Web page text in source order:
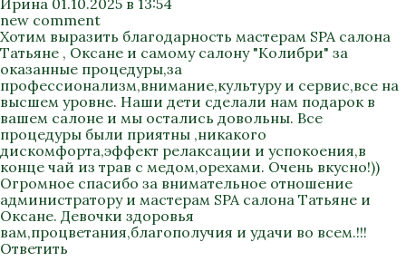
Ирина 01.10.2025 в 13:54
new comment
Хотим выразить благодарность мастерам SPA салона
Татьяне , Оксане и самому салону "Колибри" за
оказанные процедуры,за
профессионализм,внимание,культуру и сервис,все на
высшем уровне. Наши дети сделали нам подарок в
вашем салоне и мы остались довольны. Все
процедуры были приятны ,никакого
дискомфорта,эффект релаксации и успокоения,в
конце чай из трав с медом,орехами. Очень вкусно!))
Огромное спасибо за внимательное отношение
администратору и мастерам SPA салона Татьяне и
Оксане. Девочки здоровья
вам,процветания,благополучия и удачи во всем.!!!
Ответить